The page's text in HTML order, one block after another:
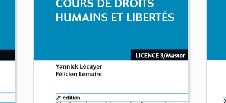
Cours de procédure civile
Marie-Cécile Lasserre